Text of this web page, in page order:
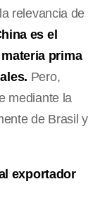
relevancia de
es el
prima
Pero,
mediante la
de Brasil y
exportador